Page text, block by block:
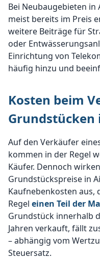
Bei Neubaugebieten in
meist bereits im Preis
weitere Beiträge für
oder
Einrichtung von
häufig hinzu und
Kosten beim
Grundstücken
Auf den Verkäufer
kommen in der Regel
Käufer. Dennoch
Grundstückspreise in
Kaufnebenkosten aus,
Regel einen Teil der
Grundstück innerhalb
Jahren verkauft, fällt
– abhängig vom
Steuersatz.